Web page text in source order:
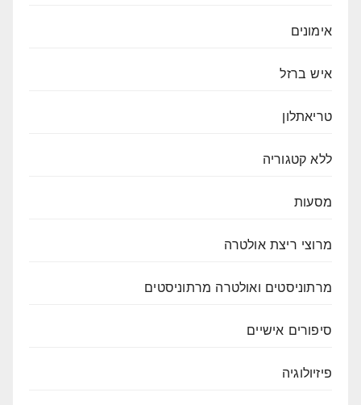
אימונים
איש ברזל
טריאתלון
ללא קטגוריה
מסעות
מרוצי ריצת אולטרה
מרתוניסטים ואולטרה מרתוניסטים
סיפורים אישיים
פיזיולוגיה